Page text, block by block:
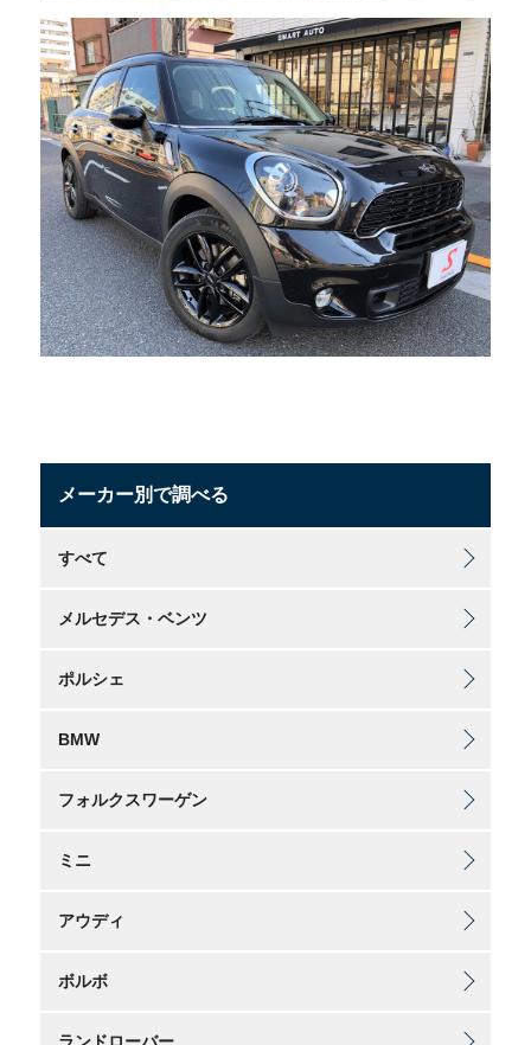
メーカー別で調べる
すべて
メルセデス・ベンツ
ポルシェ
BMW
フォルクスワーゲン
ミニ
アウディ
ボルボ
ランドローバー